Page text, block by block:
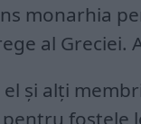
monarhia
al Greciei.
și alți
fostele